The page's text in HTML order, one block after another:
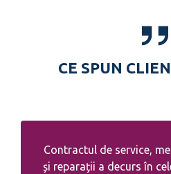
CE SPUN
Contractul de service,
și reparații a decurs în